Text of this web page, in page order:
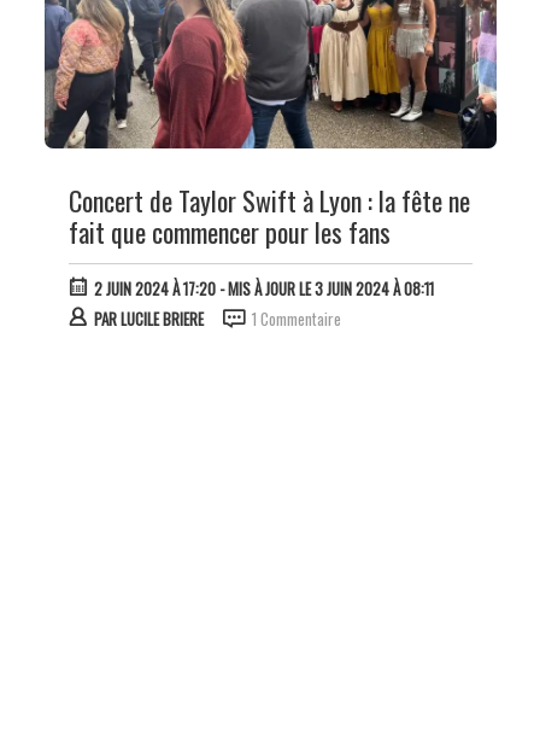
Concert de Taylor Swift à Lyon : la fête ne
fait que commencer pour les fans
2 JUIN 2024 À 17:20- MIS À JOUR LE 3 JUIN 2024 À 08:11
PARLUCILE BRIERE 1 Commentaire